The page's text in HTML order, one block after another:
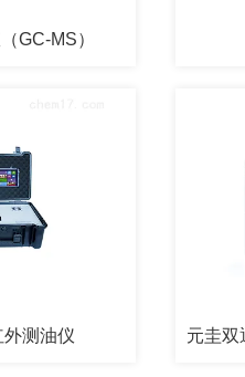
GC-MS）
测油仪